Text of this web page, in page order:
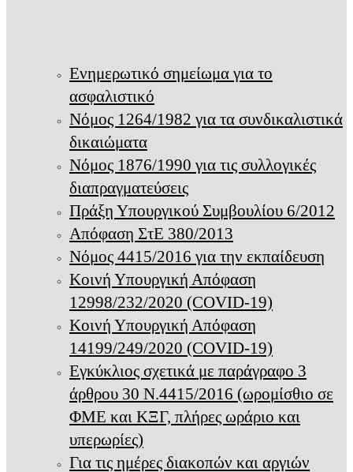
Ενημερωτικό σημείωμα για το
ασφαλιστικό
Νόμος 1264/1982 για τα συνδικαλιστικά
δικαιώματα
Νόμος 1876/1990 για τις συλλογικές
διαπραγματεύσεις
Πράξη Υπουργικού Συμβουλίου 6/2012
Απόφαση ΣτΕ 380/2013
Νόμος 4415/2016 για την εκπαίδευση
Κοινή Υπουργική Απόφαση
12998/232/2020 (COVID-19)
Κοινή Υπουργική Απόφαση
14199/249/2020 (COVID-19)
Εγκύκλιος σχετικά με παράγραφο 3
άρθρου 30 Ν.4415/2016 (ωρομίσθιο σε
ΦΜΕ και ΚΞΓ, πλήρες ωράριο και
υπερωρίες)
Για τις ημέρες διακοπών και αργιών